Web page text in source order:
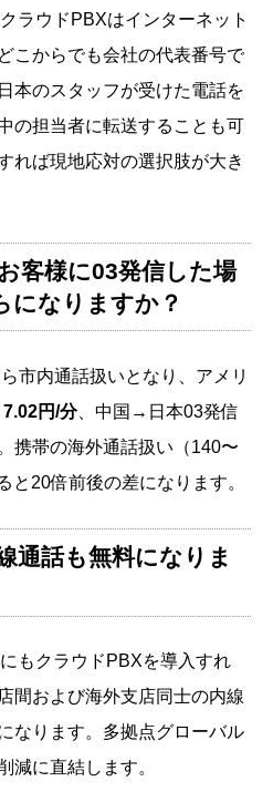
ラウドPBXはインターネット
こからでも会社の代表番号で
本のスタッフが受けた電話を
の担当者に転送することも可
れば現地応対の選択肢が大き
客様に03発信した場
になりますか？
市内通話扱いとなり、アメリ
7.02円/分、中国→日本03発信
携帯の海外通話扱い（140〜
と20倍前後の差になります。
通話も無料になりま
もクラウドPBXを導入すれ
間および海外支店同士の内線
なります。多拠点グローバル
減に直結します。